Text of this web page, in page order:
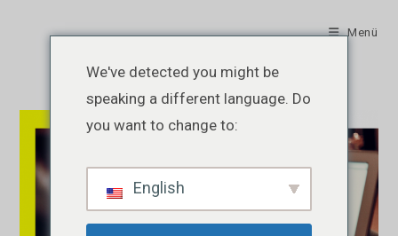
Menü
We've detected you might be
speaking a different language. Do
you want to change to:
English